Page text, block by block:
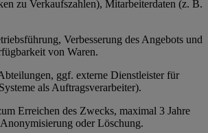
zu Verkaufszahlen), Mitarbeiterdaten (z. B.
Verbesserung des Angebots und
von Waren.
ggf. externe Dienstleister für
als Auftragsverarbeiter).
Erreichen des Zwecks, maximal 3 Jahre
oder Löschung.